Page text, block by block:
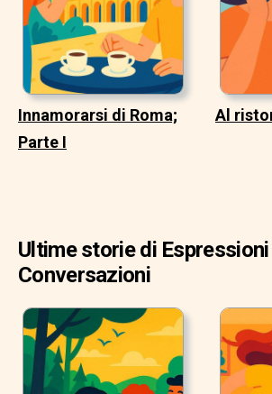
Innamorarsi di Roma;
Parte I
Al
Ultime storie di
Conversazioni